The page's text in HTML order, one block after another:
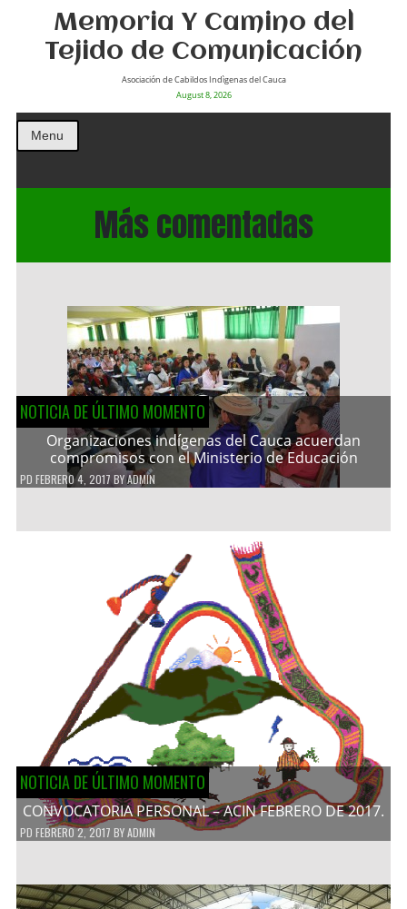
Memoria Y Camino del
Tejido de Comunicación
Asociación de Cabildos Indìgenas del Cauca
August 8, 2026
Menu
Más comentadas
NOTICIA DE ÚLTIMO MOMENTO
Organizaciones indígenas del Cauca acuerdan
compromisos con el Ministerio de Educación
PD FEBRERO 4, 2017 BYADMIN
NOTICIA DE ÚLTIMO MOMENTO
CONVOCATORIA PERSONAL – ACIN FEBRERO DE 2017.
PD FEBRERO 2, 2017 BYADMIN